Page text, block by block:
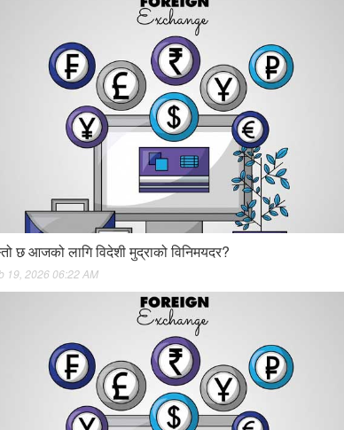
छ आजको लागि विदेशी मुद्राको विनिमयदर?
19, 2026 06:22 AM